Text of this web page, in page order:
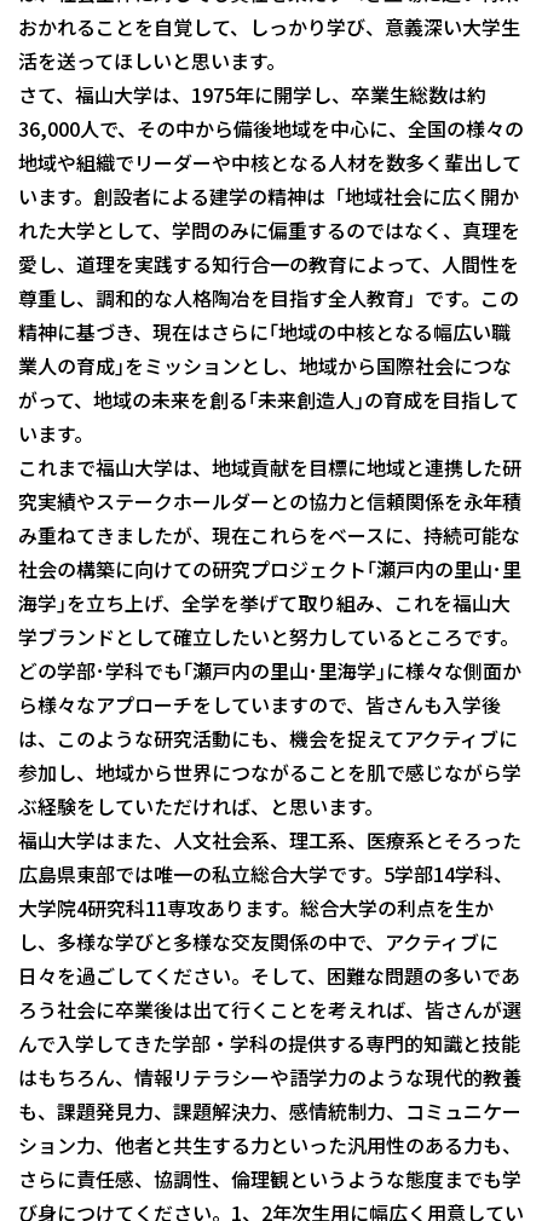
おかれることを自覚して、しっかり学び、意義深い大学生
活を送ってほしいと思います。
さて、福山大学は、1975年に開学し、卒業生総数は約
36,000人で、その中から備後地域を中心に、全国の様々の
地域や組織でリーダーや中核となる人材を数多く輩出して
います。創設者による建学の精神は「地域社会に広く開か
れた大学として、学問のみに偏重するのではなく、真理を
愛し、道理を実践する知行合一の教育によって、人間性を
尊重し、調和的な人格陶冶を目指す全人教育」です。この
精神に基づき、現在はさらに｢地域の中核となる幅広い職
業人の育成｣をミッションとし、地域から国際社会につな
がって、地域の未来を創る｢未来創造人｣の育成を目指して
います。
これまで福山大学は、地域貢献を目標に地域と連携した研
究実績やステークホールダーとの協力と信頼関係を永年積
み重ねてきましたが、現在これらをベースに、持続可能な
社会の構築に向けての研究プロジェクト｢瀬戸内の里山･里
海学｣を立ち上げ、全学を挙げて取り組み、これを福山大
学ブランドとして確立したいと努力しているところです。
どの学部･学科でも｢瀬戸内の里山･里海学｣に様々な側面か
ら様々なアプローチをしていますので、皆さんも入学後
は、このような研究活動にも、機会を捉えてアクティブに
参加し、地域から世界につながることを肌で感じながら学
ぶ経験をしていただければ、と思います。
福山大学はまた、人文社会系、理工系、医療系とそろった
広島県東部では唯一の私立総合大学です。5学部14学科、
大学院4研究科11専攻あります。総合大学の利点を生か
し、多様な学びと多様な交友関係の中で、アクティブに
日々を過ごしてください。そして、困難な問題の多いであ
ろう社会に卒業後は出て行くことを考えれば、皆さんが選
んで入学してきた学部・学科の提供する専門的知識と技能
はもちろん、情報リテラシーや語学力のような現代的教養
も、課題発見力、課題解決力、感情統制力、コミュニケー
ション力、他者と共生する力といった汎用性のある力も、
さらに責任感、協調性、倫理観というような態度までも学
び身につけてください。1、2年次生用に幅広く用意してい